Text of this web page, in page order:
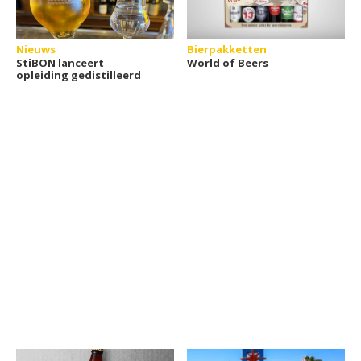
Nieuws
StiBON lanceert
opleiding gedistilleerd
Bierpakketten
World of Beers